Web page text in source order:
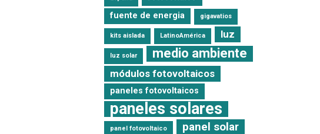
fuente de energia
gigavatios
kits aislada LatinoAmérica luz
luz solar medio ambiente
módulos fotovoltaicos
paneles fotovoltaicos
paneles solares
panel fotovoltaico panel solar